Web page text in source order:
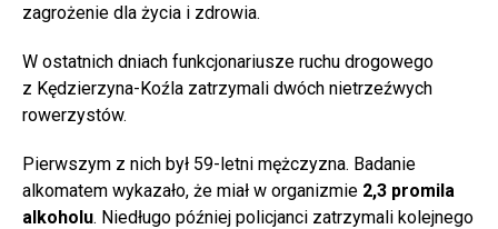
zagrożenie dla życia i zdrowia.
W ostatnich dniach funkcjonariusze ruchu drogowego
z Kędzierzyna-Koźla zatrzymali dwóch nietrzeźwych
rowerzystów.
Pierwszym z nich był 59-letni mężczyzna. Badanie
alkomatem wykazało, że miał w organizmie 2,3 promila
alkoholu. Niedługo później policjanci zatrzymali kolejnego